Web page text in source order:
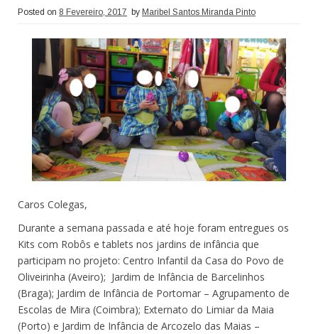
Posted on 8 Fevereiro, 2017 by Maribel Santos Miranda Pinto
Caros Colegas,
Durante a semana passada e até hoje foram entregues os
Kits com Robôs e tablets nos jardins de infância que
participam no projeto: Centro Infantil da Casa do Povo de
Oliveirinha (Aveiro); Jardim de Infância de Barcelinhos
(Braga); Jardim de Infância de Portomar – Agrupamento de
Escolas de Mira (Coimbra); Externato do Limiar da Maia
(Porto) e Jardim de Infância de Arcozelo das Maias –